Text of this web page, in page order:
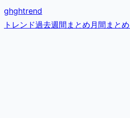
ghghtrend
トレンド過去週間まとめ月間まとめ